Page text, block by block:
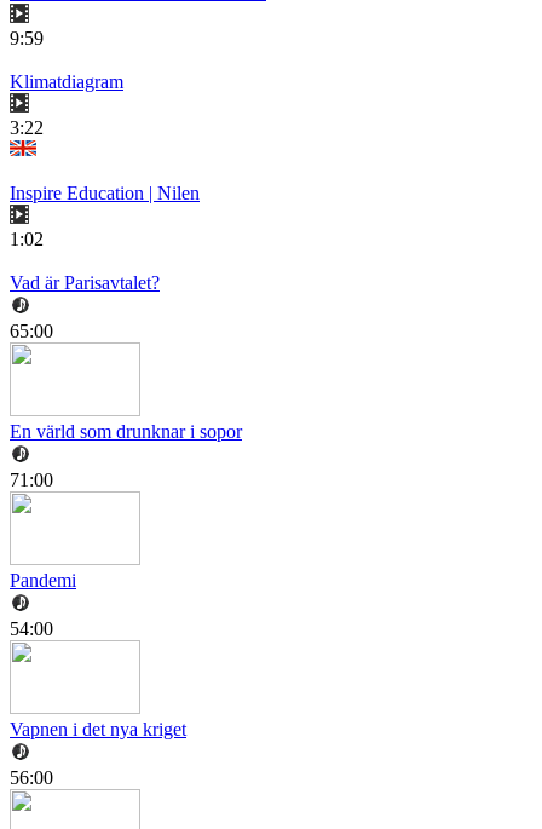
9:59
Klimatdiagram
3:22
Inspire Education | Nilen
1:02
Vad är Parisavtalet?
65:00
En värld som drunknar i sopor
71:00
Pandemi
54:00
Vapnen i det nya kriget
56:00